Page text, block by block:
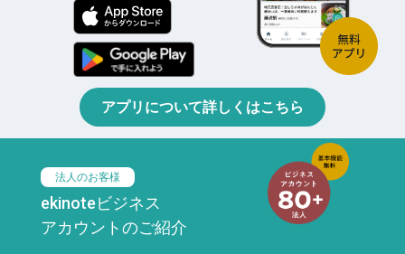
アプリについて詳しくはこちら
法人のお客様
ekinoteビジネス
アカウントのご紹介